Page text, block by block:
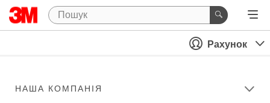
Рахунок
НАША КОМПАНІЯ